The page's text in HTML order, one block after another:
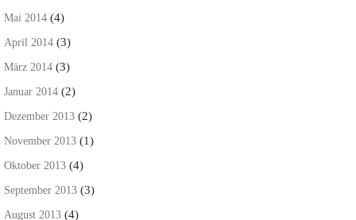
Mai 2014 (4)
April 2014 (3)
März 2014 (3)
Januar 2014 (2)
Dezember 2013 (2)
November 2013 (1)
Oktober 2013 (4)
September 2013 (3)
August 2013 (4)